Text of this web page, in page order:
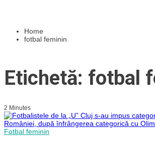
Home
fotbal feminin
Etichetă: fotbal
2 Minutes
Fotbal feminin